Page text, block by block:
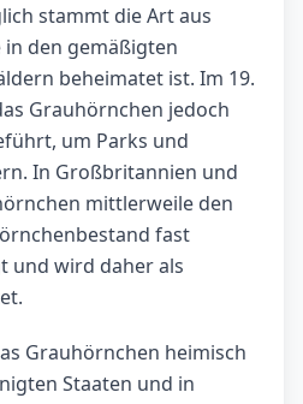
stammt die Art aus
den gemäßigten
beheimatet ist. Im 19.
Grauhörnchen jedoch
um Parks und
In Großbritannien und
mittlerweile den
fast
und wird daher als
Grauhörnchen heimisch
Staaten und in